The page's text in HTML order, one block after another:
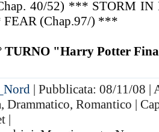
40/52) *** STORM IN
(Chap.97/) ***
TURNO "Harry Potter
| Pubblicata: 08/11/08 |
Drammatico, Romantico |
|